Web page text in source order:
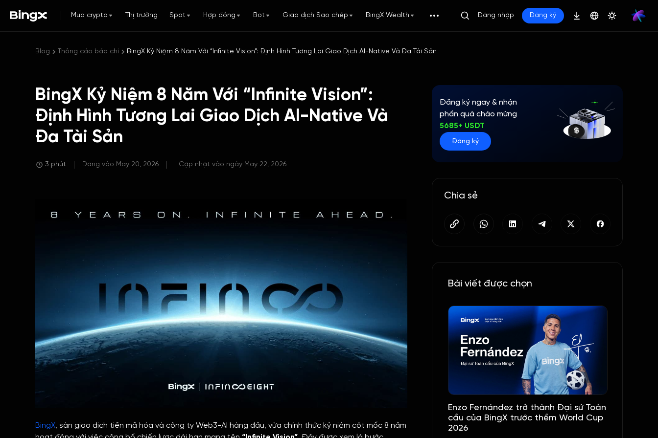
Mua crypto Thị trường Spot Hợp đồng Bot Giao dịch Sao chép BingX Wealth Đăng nhập Đăng ký
Blog Thông cáo báo chí BingX Kỷ Niệm 8 Năm Với “Infinite Vision”: Định Hình Tương Lai Giao Dịch AI-Native Và Đa Tài Sản
BingX Kỷ Niệm 8 Năm Với “Infinite Vision”:
Định Hình Tương Lai Giao Dịch AI-Native Và
Đa Tài Sản
3 phút Đăng vào May 20, 2026 Cập nhật vào ngày May 22, 2026
BingX, sàn giao dịch tiền mã hóa và công ty Web3-AI hàng đầu, vừa chính thức kỷ niệm cột mốc 8 năm
Đăng ký ngay & nhận
phần quà chào mừng
5685+ USDT
Đăng ký
Chia sẻ
Bài viết được chọn
Enzo Fernández trở thành Đại sứ Toàn
cầu của BingX trước thềm World Cup
2026